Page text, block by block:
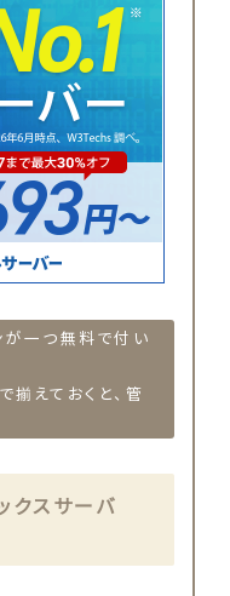
一つ無料で付い
揃えておくと、管
クスサーバ